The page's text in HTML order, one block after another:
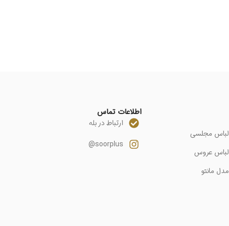
لباس مجلسی
لباس عروس
مدل مانتو
اطلاعات تماس
ارتباط در بله
soorplus@